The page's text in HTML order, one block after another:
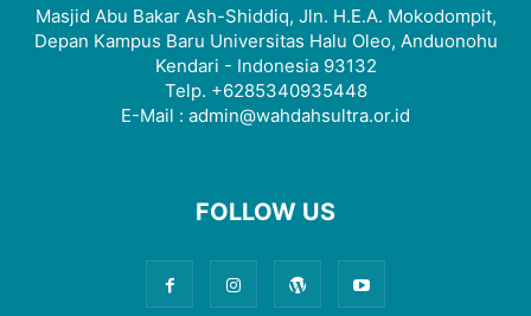
Masjid Abu Bakar Ash-Shiddiq, Jln. H.E.A. Mokodompit,
Depan Kampus Baru Universitas Halu Oleo, Anduonohu
Kendari - Indonesia 93132
Telp. +6285340935448
E-Mail : admin@wahdahsultra.or.id
FOLLOW US